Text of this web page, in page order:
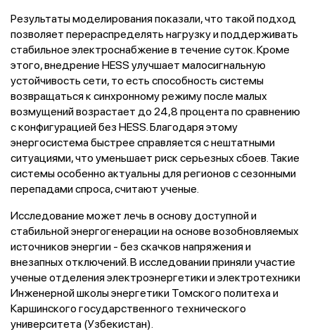
Результаты моделирования показали, что такой подход
позволяет перераспределять нагрузку и поддерживать
стабильное электроснабжение в течение суток. Кроме
этого, внедрение HESS улучшает малосигнальную
устойчивость сети, то есть способность системы
возвращаться к синхронному режиму после малых
возмущений возрастает до 24,8 процента по сравнению
с конфигурацией без HESS. Благодаря этому
энергосистема быстрее справляется с нештатными
ситуациями, что уменьшает риск серьезных сбоев. Такие
системы особенно актуальны для регионов с сезонными
перепадами спроса, считают ученые.
Исследование может лечь в основу доступной и
стабильной энергогенерации на основе возобновляемых
источников энергии - без скачков напряжения и
внезапных отключений. В исследовании приняли участие
ученые отделения электроэнергетики и электротехники
Инженерной школы энергетики Томского политеха и
Каршинского государственного технического
университета (Узбекистан).